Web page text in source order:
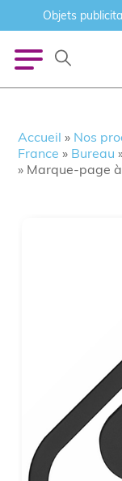
Objets
Accueil » Nos
France » Bureau
» Marque-page